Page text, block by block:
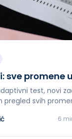
sve promene
test, novi
pregled svih
6